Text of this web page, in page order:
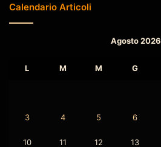
Calendario Articoli
Agosto 2026
L M M G
3 4 5 6
10 11 12 13